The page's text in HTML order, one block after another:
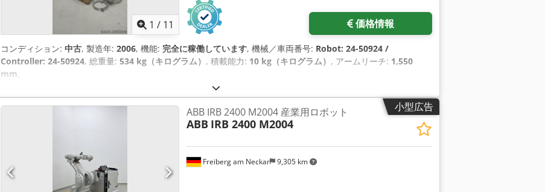
1 / 11 価格情報
コンディション: 中古, 製造年: 2006, 機能: 完全に稼働しています, 機械／車両番号: Robot: 24-50924 /
Controller: 24-50924, 総重量: 534 kg（キログラム） , 積載能力: 10 kg（キログラム） , アームリーチ: 1,550
mm,
小型広告
Freiberg am Neckar 9,305 km
ABB IRB 2400 M2004 産業用ロボット
ABB IRB 2400 M2004